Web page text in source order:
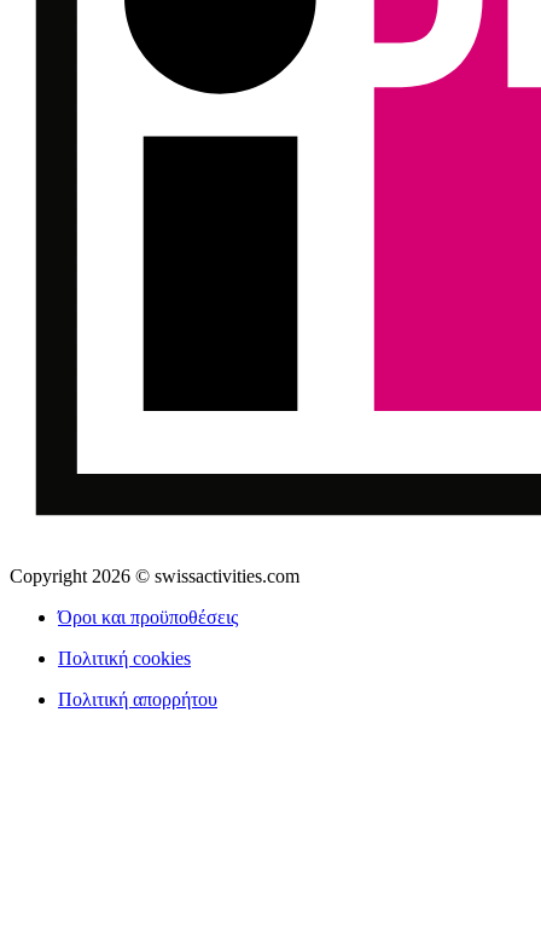
Copyright 2026 © swissactivities.com
Όροι και προϋποθέσεις
Πολιτική cookies
Πολιτική απορρήτου